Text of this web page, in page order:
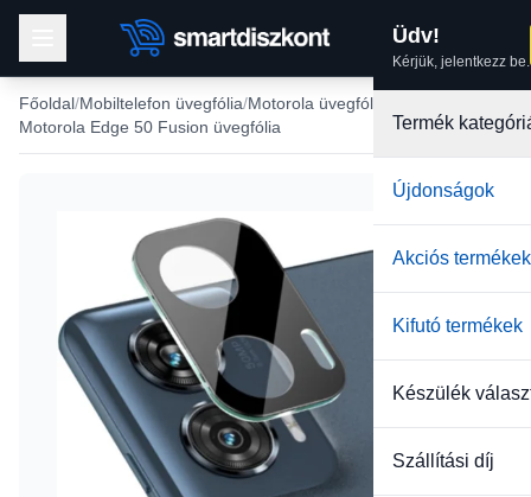
Üdv!
Kérjük, jelentkezz be.
Termék
Újdonságok
Akciós termékek
Kifutó termékek
Készülék
Szállítási díj
Főoldal Mobiltelefon üvegfólia Motorola üvegfólia
Motorola Edge 50 Fusion üvegfólia